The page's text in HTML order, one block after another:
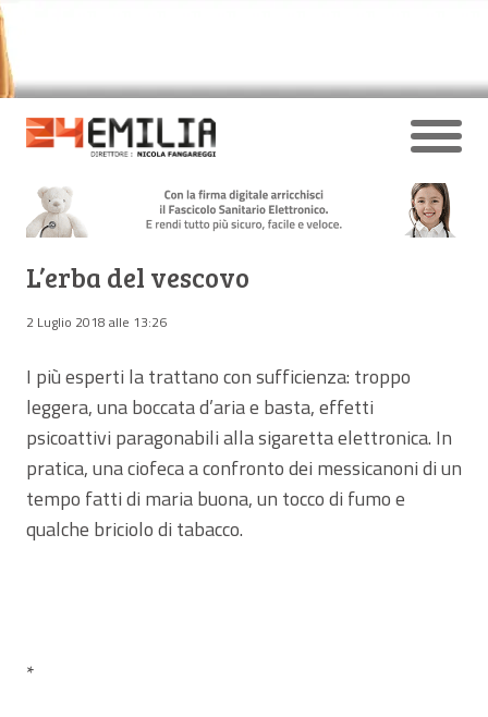
L’erba del vescovo
2 Luglio 2018 alle 13:26
I più esperti la trattano con sufficienza: troppo
leggera, una boccata d’aria e basta, effetti
psicoattivi paragonabili alla sigaretta elettronica. In
pratica, una ciofeca a confronto dei messicanoni di un
tempo fatti di maria buona, un tocco di fumo e
qualche briciolo di tabacco.
*